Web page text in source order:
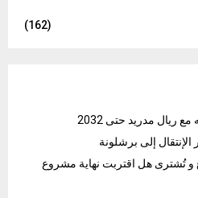
(162)
ريال مدريد حتى 2032
إلى برشلونة
و تُشترى هل اقتربت نهاية مشروع